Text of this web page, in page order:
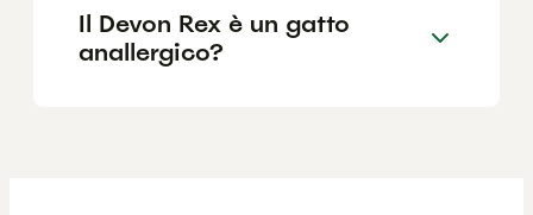
Il Devon Rex è un gatto
anallergico?